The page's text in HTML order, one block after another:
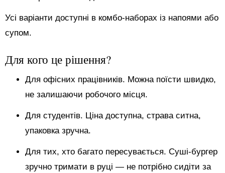
Усі варіанти доступні в комбо-наборах із напоями або
супом.
Для кого це рішення?
Для офісних працівників. Можна поїсти швидко,
не залишаючи робочого місця.
Для студентів. Ціна доступна, страва ситна,
упаковка зручна.
Для тих, хто багато пересувається. Суші-бургер
зручно тримати в руці — не потрібно сидіти за